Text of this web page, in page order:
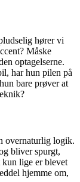
hører vi
Måske
optagelserne.
har hun pilen på
bare prøver at
overnaturlig logik.
bliver spurgt,
lige er blevet
hjemme om,